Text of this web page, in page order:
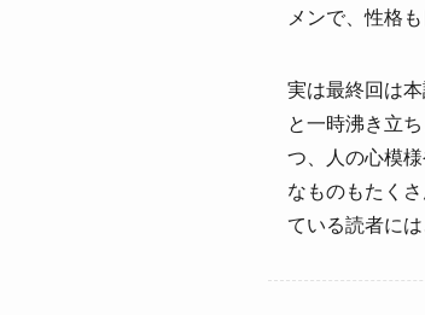
メンで、性格
実は最終回は
と一時沸き立
つ、人の心模
なものもたく
ている読者に